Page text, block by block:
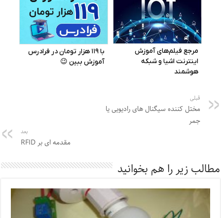
قبلی
مختل کننده سیگنال های رادیویی یا
جمر
بعد
مقدمه ای بر RFID
مطالب زیر را هم بخوانید